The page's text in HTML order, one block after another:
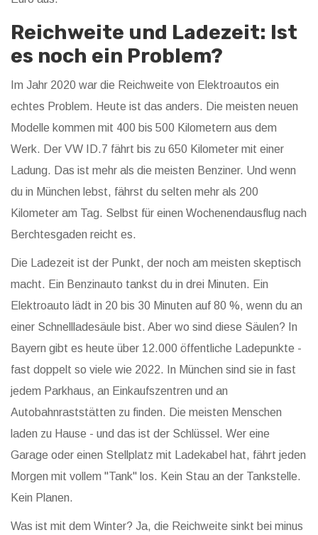
Reichweite und Ladezeit: Ist
es noch ein Problem?
Im Jahr 2020 war die Reichweite von Elektroautos ein
echtes Problem. Heute ist das anders. Die meisten neuen
Modelle kommen mit 400 bis 500 Kilometern aus dem
Werk. Der VW ID.7 fährt bis zu 650 Kilometer mit einer
Ladung. Das ist mehr als die meisten Benziner. Und wenn
du in München lebst, fährst du selten mehr als 200
Kilometer am Tag. Selbst für einen Wochenendausflug nach
Berchtesgaden reicht es.
Die Ladezeit ist der Punkt, der noch am meisten skeptisch
macht. Ein Benzinauto tankst du in drei Minuten. Ein
Elektroauto lädt in 20 bis 30 Minuten auf 80 %, wenn du an
einer Schnellladesäule bist. Aber wo sind diese Säulen? In
Bayern gibt es heute über 12.000 öffentliche Ladepunkte -
fast doppelt so viele wie 2022. In München sind sie in fast
jedem Parkhaus, an Einkaufszentren und an
Autobahnraststätten zu finden. Die meisten Menschen
laden zu Hause - und das ist der Schlüssel. Wer eine
Garage oder einen Stellplatz mit Ladekabel hat, fährt jeden
Morgen mit vollem "Tank" los. Kein Stau an der Tankstelle.
Kein Planen.
Was ist mit dem Winter? Ja, die Reichweite sinkt bei minus